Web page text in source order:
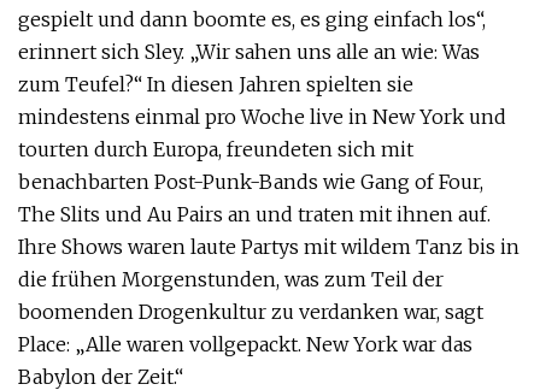
gespielt und dann boomte es, es ging einfach los“,
erinnert sich Sley. „Wir sahen uns alle an wie: Was
zum Teufel?“ In diesen Jahren spielten sie
mindestens einmal pro Woche live in New York und
tourten durch Europa, freundeten sich mit
benachbarten Post-Punk-Bands wie Gang of Four,
The Slits und Au Pairs an und traten mit ihnen auf.
Ihre Shows waren laute Partys mit wildem Tanz bis in
die frühen Morgenstunden, was zum Teil der
boomenden Drogenkultur zu verdanken war, sagt
Place: „Alle waren vollgepackt. New York war das
Babylon der Zeit.“